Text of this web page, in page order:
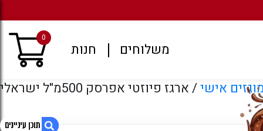
משלוחים חנות
0
אישי/ ארגז פיוזטי אפרסק 500מ"ל ישראלי